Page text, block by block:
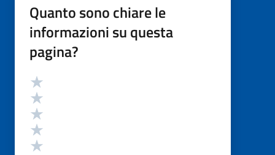
Quanto sono chiare le
informazioni su questa
pagina?
Valutazione